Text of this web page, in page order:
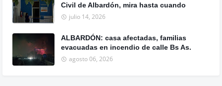
Civil de Albardón, mira hasta cuando
julio 14, 2026
ALBARDÓN: casa afectadas, familias
evacuadas en incendio de calle Bs As.
agosto 06, 2026